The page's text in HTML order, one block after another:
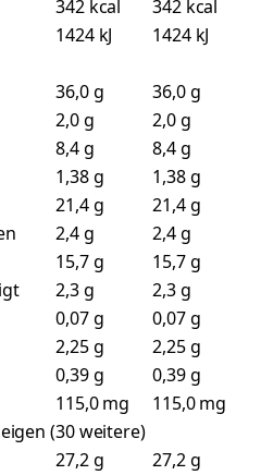
342 kcal
342 kcal
1424 kJ
1424 kJ
36,0 g
36,0 g
2,0 g
2,0 g
8,4 g
8,4 g
1,38 g
1,38 g
21,4 g
21,4 g
2,4 g
2,4 g
15,7 g
15,7 g
2,3 g
2,3 g
0,07 g
0,07 g
2,25 g
2,25 g
0,39 g
0,39 g
115,0 mg
115,0 mg
(30 weitere)
27,2 g
27,2 g